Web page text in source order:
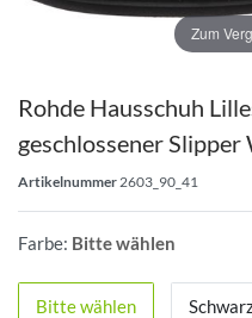
Zum
Rohde Hausschuh
geschlossener Slipper
Artikelnummer 2603_90_41
Farbe: Bitte wählen
Bitte wählen